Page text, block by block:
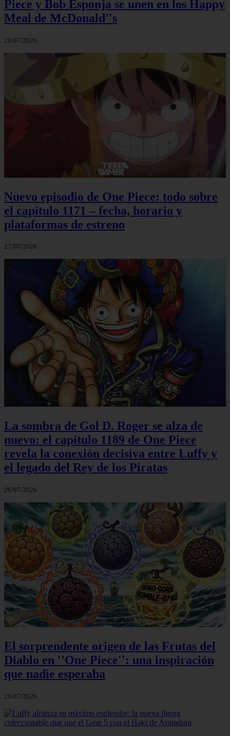
Piece y Bob Esponja se unen en los Happy
Meal de McDonald''s
29/07/2026
Nuevo episodio de One Piece: todo sobre
el capítulo 1171 – fecha, horario y
plataformas de estreno
27/07/2026
La sombra de Gol D. Roger se alza de
nuevo: el capítulo 1189 de One Piece
revela la conexión decisiva entre Luffy y
el legado del Rey de los Piratas
26/07/2026
El sorprendente origen de las Frutas del
Diablo en ''One Piece'': una inspiración
que nadie esperaba
26/07/2026